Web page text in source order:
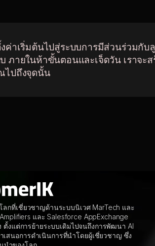
ค่าเริ่มต้นไปสู่ระบบการมีส่วนร่วมกับ
ภายในห้าขั้นตอนและเจ็ดวัน เราจะส
ไปถึงจุดนั้น
กที่เชี่ยวชาญด้านระบบนิเวศ MarTech และ
และ Salesforce AppExchange
ตั้งแต่การย้ายระบบเดิมไปจนถึงการพัฒนา AI
เสนอการดำเนินการที่นำโดยผู้เชี่ยวชาญ ซึ่ง